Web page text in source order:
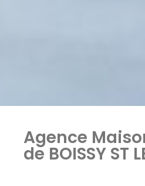
Agence
de BOISSY ST